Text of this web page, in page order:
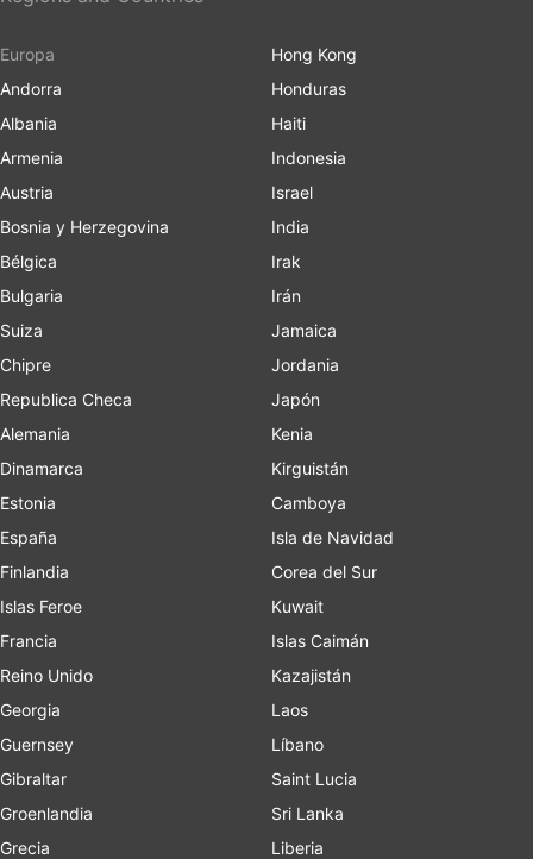
Europa
Andorra
Albania
Armenia
Austria
Bosnia y Herzegovina
Bélgica
Bulgaria
Suiza
Chipre
Republica Checa
Alemania
Dinamarca
Estonia
España
Finlandia
Islas Feroe
Francia
Reino Unido
Georgia
Guernsey
Gibraltar
Groenlandia
Grecia
Hong Kong
Honduras
Haiti
Indonesia
Israel
India
Irak
Irán
Jamaica
Jordania
Japón
Kenia
Kirguistán
Camboya
Isla de Navidad
Corea del Sur
Kuwait
Islas Caimán
Kazajistán
Laos
Líbano
Saint Lucia
Sri Lanka
Liberia